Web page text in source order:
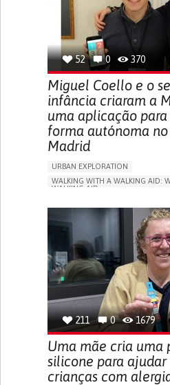
52 0 370
Miguel Coello e o
infância criaram a
uma aplicação
forma autónoma
Madrid
URBAN EXPLORATION
WALKING WITH A WALKING AID:
WALKING AID
APP (INCLUDING WHEN
ONLINE SERVICE
SOCIAL
VISION PROBLEMS
PROMOTING INCLUSIVITY AND
OPHTHALMOLOGY
SPAIN
211 0 1679
Uma mãe cria uma
silicone para ajudar
crianças com